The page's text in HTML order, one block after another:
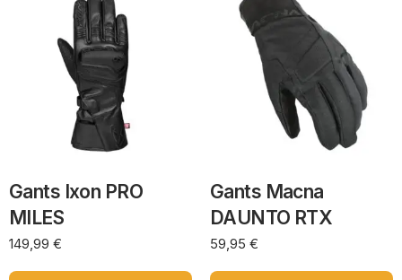
Gants Ixon PRO
MILES
149,99 €
Gants Macna
DAUNTO RTX
59,95 €